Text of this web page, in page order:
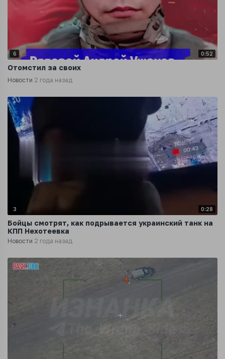
6 0:52
Отомстил за своих
Новости 2 года назад
3 0:28
Бойцы смотрят, как подрывается украинский танк на
КПП Нехотеевка
Новости 2 года назад